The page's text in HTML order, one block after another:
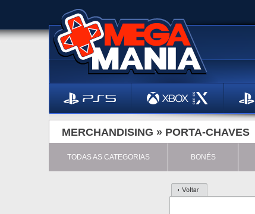
MERCHANDISING » PORTA-CHAVES
TODAS AS CATEGORIAS BONÉS